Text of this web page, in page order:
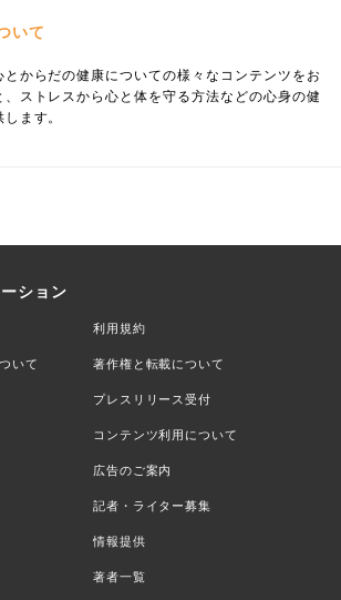
いて
とからだの健康についての様々なコンテンツをお
ストレスから心と体を守る方法などの心身の健
ます。
ション
利用規約
いて 著作権と転載について
プレスリリース受付
コンテンツ利用について
広告のご案内
記者・ライター募集
情報提供
著者一覧